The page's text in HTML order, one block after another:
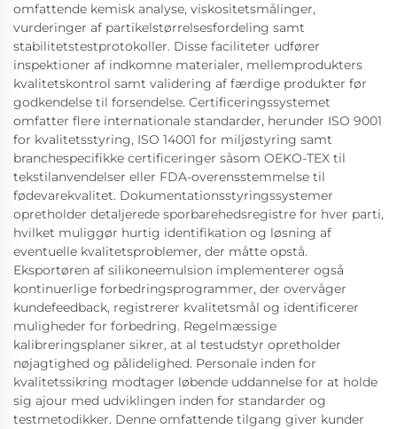
omfattende kemisk analyse, viskositetsmålinger,
vurderinger af partikelstørrelsesfordeling samt
stabilitetstestprotokoller. Disse faciliteter udfører
inspektioner af indkomne materialer, mellemprodukters
kvalitetskontrol samt validering af færdige produkter før
godkendelse til forsendelse. Certificeringssystemet
omfatter flere internationale standarder, herunder ISO 9001
for kvalitetsstyring, ISO 14001 for miljøstyring samt
branchespecifikke certificeringer såsom OEKO-TEX til
tekstilanvendelser eller FDA-overensstemmelse til
fødevarekvalitet. Dokumentationsstyringssystemer
opretholder detaljerede sporbarehedsregistre for hver parti,
hvilket muliggør hurtig identifikation og løsning af
eventuelle kvalitetsproblemer, der måtte opstå.
Eksportøren af silikoneemulsion implementerer også
kontinuerlige forbedringsprogrammer, der overvåger
kundefeedback, registrerer kvalitetsmål og identificerer
muligheder for forbedring. Regelmæssige
kalibreringsplaner sikrer, at al testudstyr opretholder
nøjagtighed og pålidelighed. Personale inden for
kvalitetssikring modtager løbende uddannelse for at holde
sig ajour med udviklingen inden for standarder og
testmetodikker. Denne omfattende tilgang giver kunder